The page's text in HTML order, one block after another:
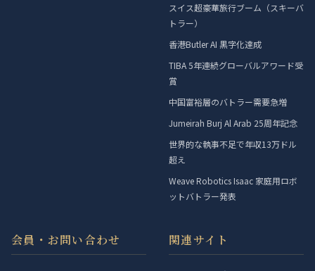
スイス超豪華旅行ブーム（スキーバ
トラー）
香港Butler AI 黒字化達成
TIBA 5年連続グローバルアワード受
賞
中国富裕層のバトラー需要急増
Jumeirah Burj Al Arab 25周年記念
世界的な執事不足で年収13万ドル
超え
Weave Robotics Isaac 家庭用ロボ
ットバトラー発表
会員・お問い合わせ 関連サイト